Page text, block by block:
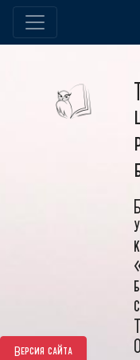
Версия сайта